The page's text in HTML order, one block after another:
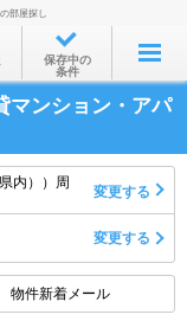
ら
部屋探し
保存中の
条件
マンション・アパ
内））周
変更する
変更する
物件新着メール